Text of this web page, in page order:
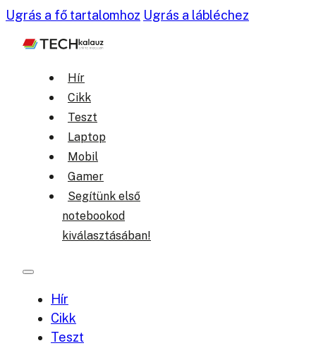
Ugrás a fő tartalomhoz Ugrás a lábléchez
Hír
Cikk
Teszt
Laptop
Mobil
Gamer
Segítünk első
notebookod
kiválasztásában!
Hír
Cikk
Teszt